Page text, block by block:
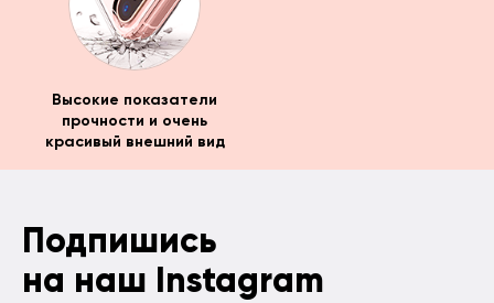
Высокие показатели
прочности и очень
красивый внешний вид
Подпишись
на наш Instagram